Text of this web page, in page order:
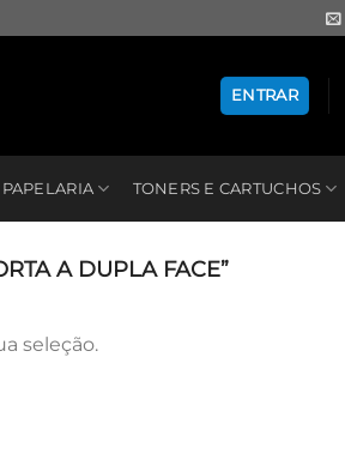
ENTRAR
PAPELARIA TONERS E CARTUCHOS
A DUPLA FACE”
seleção.